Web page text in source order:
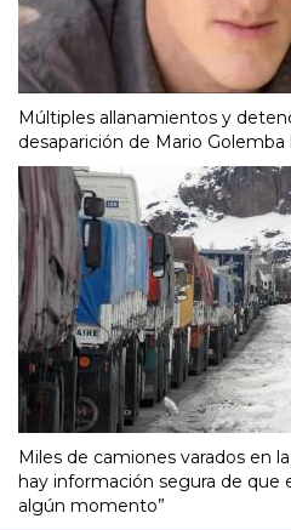
Múltiples allanamientos y
desaparición de Mario Golemba
Miles de camiones varados en
hay información segura de que
algún momento”